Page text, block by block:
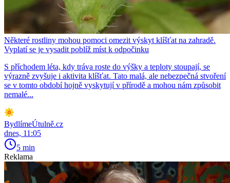
Některé rostliny mohou pomoci omezit výskyt klíšťat na zahradě.
Vyplatí se je vysadit poblíž míst k odpočinku
S příchodem léta, kdy tráva roste do výšky a teploty stoupají, se
výrazně zvyšuje i aktivita klíšťat. Tato malá, ale nebezpečná stvoření
se v tomto období hojně vyskytují v přírodě a mohou nám způsobit
nemalé...
BydlímeÚtulně.cz
dnes, 11:05
5 min
Reklama